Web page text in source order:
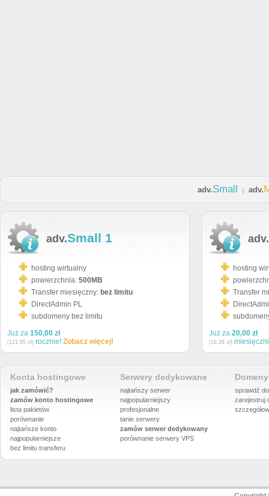
adv.Small adv.
adv.Small 1
hosting wirtualny
powierzchnia: 500MB
Transfer miesięczny: bez limitu
DirectAdmin PL
subdomeny bez limitu
Już za 150,00 zł
(121,95 zł) rocznie! Zobacz więcej!
adv.
hosting
Transfer
Już za 20,00 zł
(16,26 zł)
Konta hostingowe
jak zamówić?
zamów konto hostingowe
lista pakietów
porównanie
najtańsze konto
najpopularniejsze
bez limitu transferu
Serwery dedykowane
najtańszy serwer
najpopularniejszy
profesjonalne
tanie serwery
zamów serwer dedykowany
porównanie serwery VPS
sprawdź
zarejestruj